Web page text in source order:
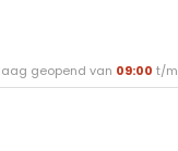
geopend van 09:00 t/m